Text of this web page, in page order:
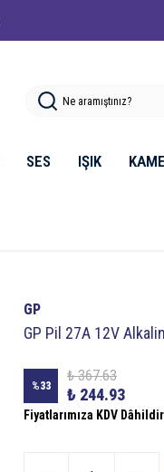
SES IŞIK
GP
GP Pil 27A 12V
%33
₺ 367.63
₺ 244.93
Fiyatlarımıza KDV